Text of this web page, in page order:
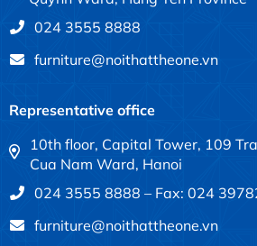
024 3555 8888
furniture@noithattheone.vn
Representative office
10th floor, Capital Tower, 109
Cua Nam Ward, Hanoi
024 3555 8888 – Fax: 024
furniture@noithattheone.vn